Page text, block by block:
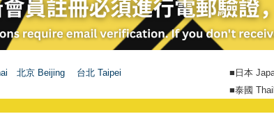
北京 Beijing 台北 Taipei ■日本
■泰國